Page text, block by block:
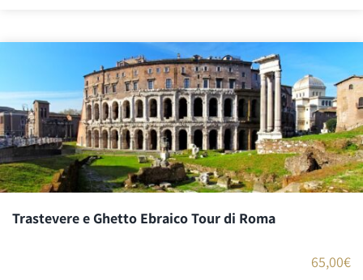
Trastevere e Ghetto Ebraico Tour di Roma
65,00€